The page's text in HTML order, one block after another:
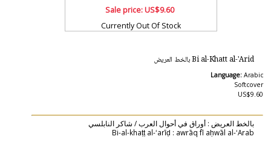
Sale price:US$9.60
Currently Out Of Stock
Bi al-Khatt al-'Arid بالخط العريض
Language: Arabic
Softcover
US$9.60
بالخط العريض : أوراق في أحوال العرب / شاكر النابلسي
Bi-al-khaṭṭ al-ʻarīḍ : awrāq fī aḥwāl al-ʻArab